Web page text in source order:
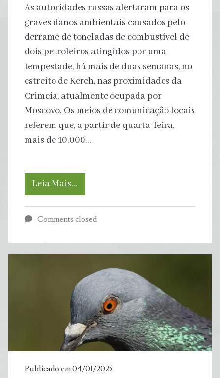
As autoridades russas alertaram para os
graves danos ambientais causados pelo
derrame de toneladas de combustível de
dois petroleiros atingidos por uma
tempestade, há mais de duas semanas, no
estreito de Kerch, nas proximidades da
Crimeia, atualmente ocupada por
Moscovo. Os meios de comunicação locais
referem que, a partir de quarta-feira,
mais de 10.000…
Leia Mais…
desastre
lida
com
consequências
de
Comments closed
Publicado em 04/01/2025